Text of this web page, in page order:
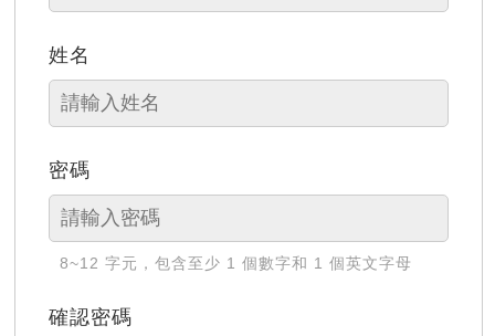
姓名
密碼
8~12 字元，包含至少 1 個數字和 1 個英文字母
確認密碼